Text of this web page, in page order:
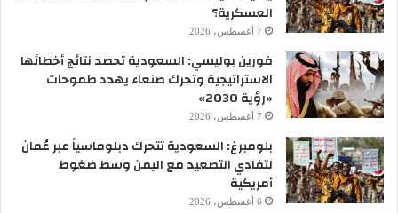
العسكرية؟
7 أغسطس، 2026
فورين بوليسي: السعودية تحصد نتائج أخطائها
الاستراتيجية وتحرك صنعاء يهدد طموحات
«رؤية 2030»
7 أغسطس، 2026
بلومبرغ: السعودية تتحرك دبلوماسياً عبر عُمان
لتفادي التصعيد مع اليمن وسط ضغوط
أمريكية
6 أغسطس، 2026